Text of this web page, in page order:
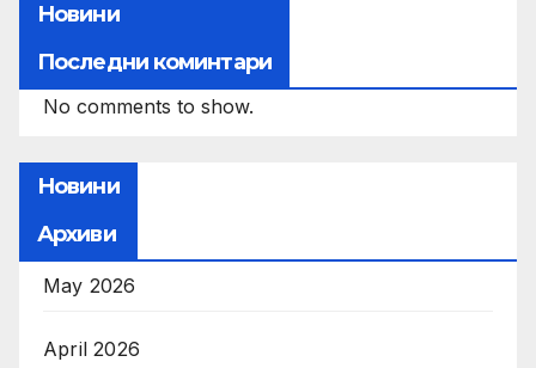
Новини
Последни коминтари
No comments to show.
Новини
Архиви
May 2026
April 2026